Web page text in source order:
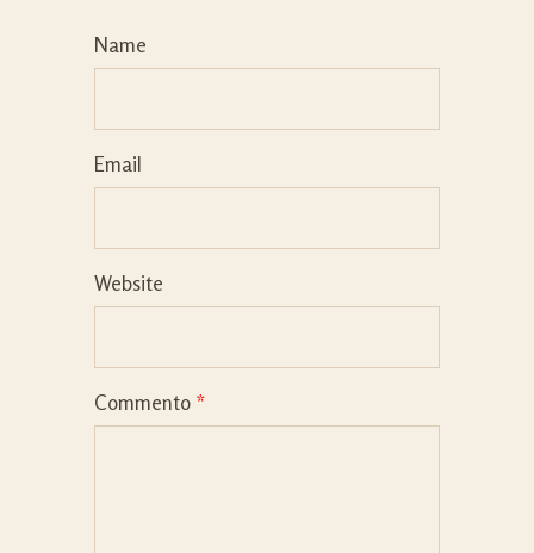
Name
Email
Website
Commento *